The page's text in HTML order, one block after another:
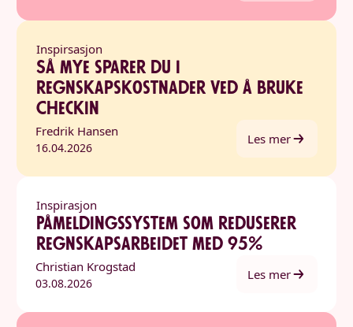
Inspirsasjon
Så mye sparer du i
regnskapskostnader ved å bruke
Checkin
Fredrik Hansen
16.04.2026
Les mer
Inspirasjon
Påmeldingssystem som reduserer
regnskapsarbeidet med 95%
Christian Krogstad
03.08.2026
Les mer